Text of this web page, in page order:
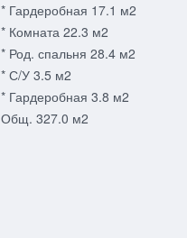
* Гардеробная 17.1 м2
* Комната 22.3 м2
* Род. спальня 28.4 м2
* С/У 3.5 м2
* Гардеробная 3.8 м2
Общ. 327.0 м2